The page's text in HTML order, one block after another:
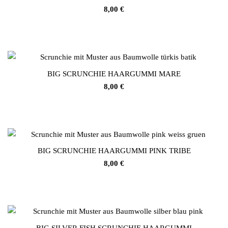
8,00 €
BIG SCRUNCHIE HAARGUMMI MARE
8,00 €
BIG SCRUNCHIE HAARGUMMI PINK TRIBE
8,00 €